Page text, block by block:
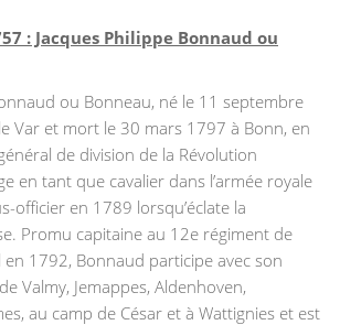
: Jacques Philippe Bonnaud ou
ou Bonneau, né le 11 septembre
Var et mort le 30 mars 1797 à Bonn, en
de division de la Révolution
en tant que cavalier dans l’armée royale
officier en 1789 lorsqu’éclate la
Promu capitaine au 12e régiment de
en 1792, Bonnaud participe avec son
Valmy, Jemappes, Aldenhoven,
au camp de César et à Wattignies et est